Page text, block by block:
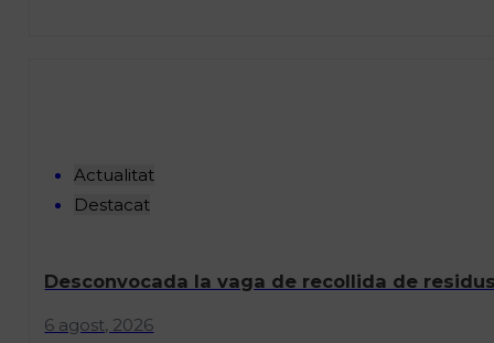
Actualitat
Destacat
Desconvocada la vaga de recollida de
6 agost, 2026